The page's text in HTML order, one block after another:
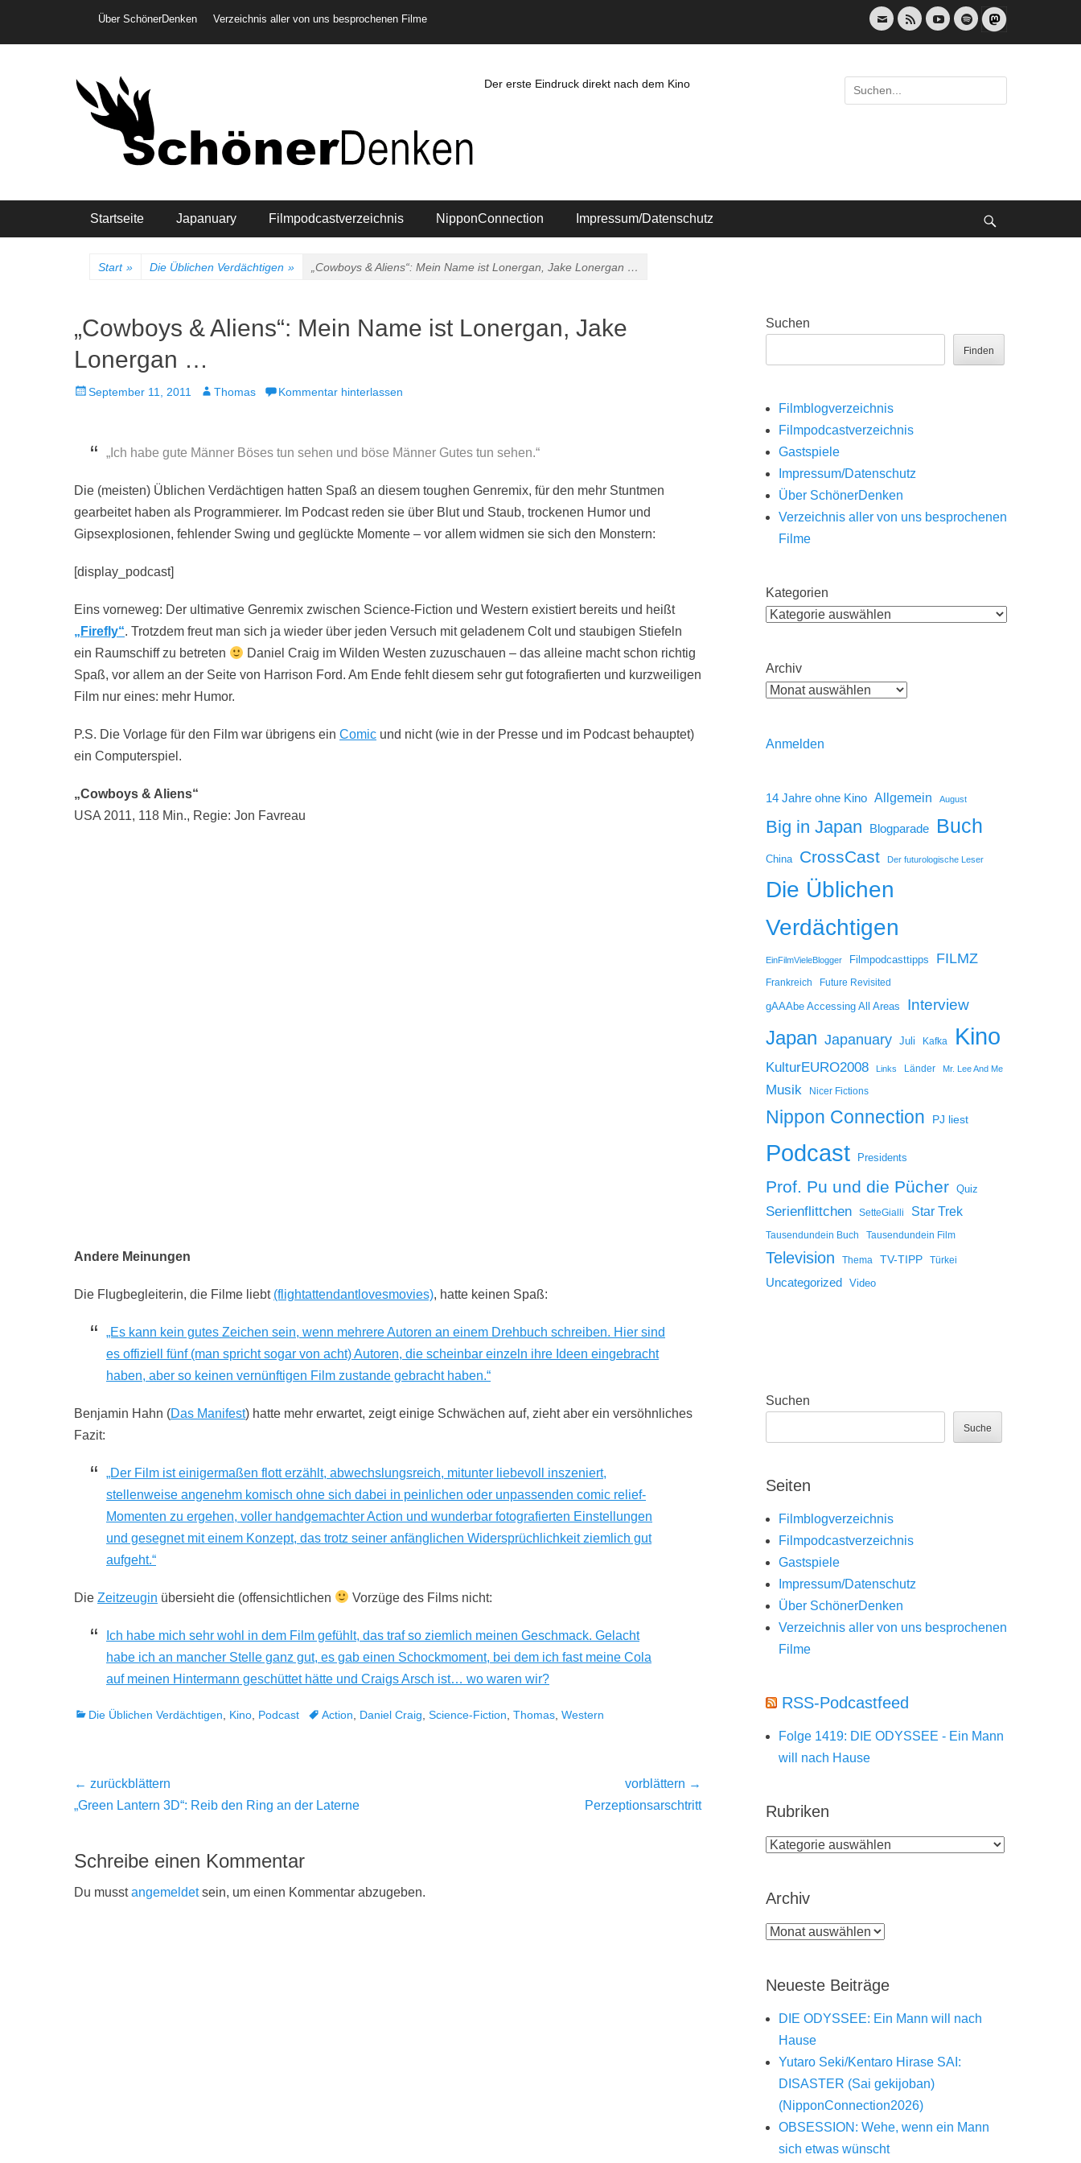
Header-Menü
Über SchönerDenken Verzeichnis aller von uns besprochenen Filme
E-
Mail
Feed YouTubeSpotify
Der erste Eindruck direkt nach dem Kino
Suche
nach:
Hauptmenü
Startseite Japanuary Filmpodcastverzeichnis NipponConnection Impressum/Datenschutz
Start » Die Üblichen Verdächtigen » „Cowboys & Aliens“: Mein Name ist Lonergan, Jake Lonergan …
„Cowboys & Aliens“: Mein Name ist Lonergan, Jake
Lonergan …
Veröffentlicht
September 11, 2011 AutorThomas Kommentar hinterlassen
„Ich habe gute Männer Böses tun sehen und böse Männer Gutes tun sehen.“
Die (meisten) Üblichen Verdächtigen hatten Spaß an diesem toughen Genremix, für den mehr Stuntmen
gearbeitet haben als Programmierer. Im Podcast reden sie über Blut und Staub, trockenen Humor und
Gipsexplosionen, fehlender Swing und geglückte Momente – vor allem widmen sie sich den Monstern:
[display_podcast]
Eins vorneweg: Der ultimative Genremix zwischen Science-Fiction und Western existiert bereits und heißt
„Firefly“. Trotzdem freut man sich ja wieder über jeden Versuch mit geladenem Colt und staubigen Stiefeln
ein Raumschiff zu betreten
Daniel Craig im Wilden Westen zuzuschauen – das alleine macht schon richtig
Spaß, vor allem an der Seite von Harrison Ford. Am Ende fehlt diesem sehr gut fotografierten und kurzweiligen
Film nur eines: mehr Humor.
P.S. Die Vorlage für den Film war übrigens ein Comic und nicht (wie in der Presse und im Podcast behauptet)
ein Computerspiel.
„Cowboys & Aliens“
USA 2011, 118 Min., Regie: Jon Favreau
Andere Meinungen
Die Flugbegleiterin, die Filme liebt (flightattendantlovesmovies), hatte keinen Spaß:
„Es kann kein gutes Zeichen sein, wenn mehrere Autoren an einem Drehbuch schreiben. Hier sind
es offiziell fünf (man spricht sogar von acht) Autoren, die scheinbar einzeln ihre Ideen eingebracht
haben, aber so keinen vernünftigen Film zustande gebracht haben.“
Benjamin Hahn (Das Manifest) hatte mehr erwartet, zeigt einige Schwächen auf, zieht aber ein versöhnliches
Fazit:
„Der Film ist einigermaßen flott erzählt, abwechslungsreich, mitunter liebevoll inszeniert,
stellenweise angenehm komisch ohne sich dabei in peinlichen oder unpassenden comic relief-
Momenten zu ergehen, voller handgemachter Action und wunderbar fotografierten Einstellungen
und gesegnet mit einem Konzept, das trotz seiner anfänglichen Widersprüchlichkeit ziemlich gut
aufgeht.“
Die Zeitzeugin übersieht die (offensichtlichen Vorzüge des Films nicht:
Ich habe mich sehr wohl in dem Film gefühlt, das traf so ziemlich meinen Geschmack. Gelacht
habe ich an mancher Stelle ganz gut, es gab einen Schockmoment, bei dem ich fast meine Cola
auf meinen Hintermann geschüttet hätte und Craigs Arsch ist… wo waren wir?
Kategorien
Die Üblichen Verdächtigen Kino Podcast TagsAction Daniel Craig Science-Fiction Thomas Western
Beitragsnavigation
← zurückblättern
Vorheriger
„Green Lantern 3D“: Reib den Ring an der Laterne
vorblättern →
Perzeptionsarschtritt
Schreibe einen Kommentar
Du musstangemeldetsein, um einen Kommentar abzugeben.
Suchen
Finden
Filmblogverzeichnis
Filmpodcastverzeichnis
Gastspiele
Impressum/Datenschutz
Über SchönerDenken
Verzeichnis aller von uns besprochenen
Filme
Kategorien
Archiv
Anmelden
14 Jahre ohne Kino Allgemein August
Big in Japan Blogparade Buch
China CrossCast Der futurologische Leser
Die Üblichen
Verdächtigen
EinFilmVieleBlogger Filmpodcasttipps FILMZ
Frankreich Future Revisited
gAAAbe Accessing All Areas Interview
Japan Japanuary Juli Kafka Kino
KulturEURO2008 Links Länder Mr. Lee And Me
Musik Nicer Fictions
Nippon Connection PJ liest
Podcast Presidents
Prof. Pu und die Pücher Quiz
Serienflittchen SetteGialli Star Trek
Tausendundein Buch Tausendundein Film
Television Thema TV-TIPP Türkei
Uncategorized Video
Suchen
Suche
Seiten
Filmblogverzeichnis
Filmpodcastverzeichnis
Gastspiele
Impressum/Datenschutz
Über SchönerDenken
Verzeichnis aller von uns besprochenen
Filme
RSS-Podcastfeed
Folge 1419: DIE ODYSSEE - Ein Mann
will nach Hause
Rubriken
Rubriken
Archiv
Archiv
Neueste Beiträge
DIE ODYSSEE: Ein Mann will nach
Hause
Yutaro Seki/Kentaro Hirase SAI:
DISASTER (Sai gekijoban)
(NipponConnection2026)
OBSESSION: Wehe, wenn ein Mann
sich etwas wünscht